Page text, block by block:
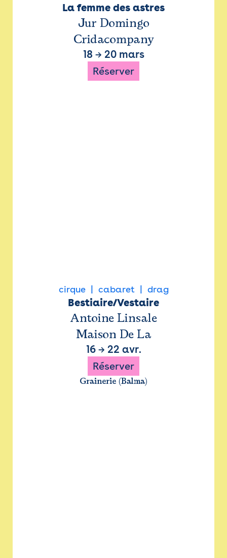
La femme des astres
Jur Domingo
Cridacompany
18 → 20 mars
Réserver
cirque cabaret drag
Bestiaire/Vestaire
Antoine Linsale
Maison De La
16→ 22 avr.
Réserver
Grainerie (Balma)